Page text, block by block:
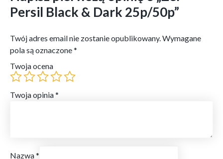
Persil Black & Dark 25p/50p”
Twój adres email nie zostanie opublikowany. Wymagane
pola są oznaczone*
Twoja ocena
Twoja opinia*
Nazwa*